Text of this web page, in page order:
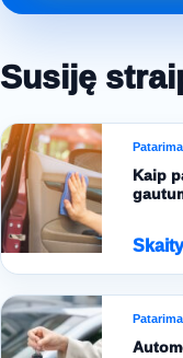
Susiję
Kaip